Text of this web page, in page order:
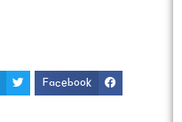
Facebook